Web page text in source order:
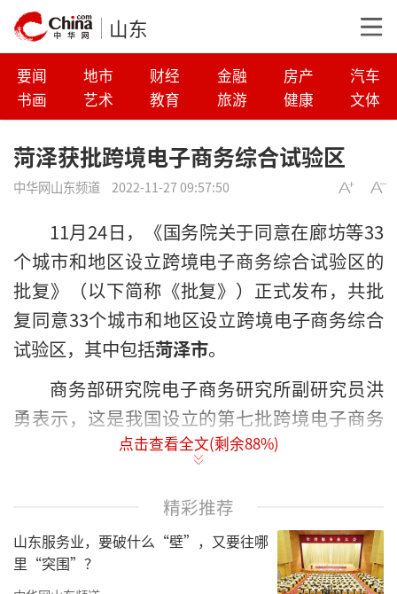
山东
要闻 地市 财经 金融 房产
汽车
书画
艺术 教育 旅游 健康 文体
菏泽获批跨境电子商务综合试验区
中华网山东频道 2022-11-27 09:57:50
11月24日，《国务院关于同意在廊坊等33
个城市和地区设立跨境电子商务综合试验区的
批复》（以下简称《批复》）正式发布，共批
复同意33个城市和地区设立跨境电子商务综合
试验区，其中包括菏泽市。
商务部研究院电子商务研究所副研究员洪
勇表示，这是我国设立的第七批跨境电子商务
综合试验区。此次扩围之后，我国跨境电子商
具体来看，《批复》提出，同意在廊坊
市、沧州市、运城市、包头市、鞍山市、延吉
市、同江市、蚌埠市、南平市、宁德市、萍乡
点击查看全文(剩余88%)
精彩推荐
山东服务业，要破什么“壁”，又要往哪
里“突围”？